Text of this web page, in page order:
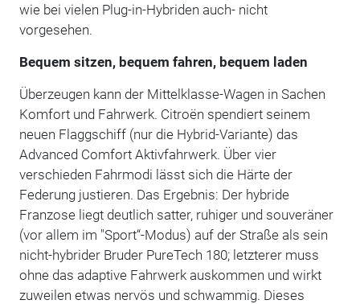
wie bei vielen Plug-in-Hybriden auch- nicht
vorgesehen.
Bequem sitzen, bequem fahren, bequem laden
Überzeugen kann der Mittelklasse-Wagen in Sachen
Komfort und Fahrwerk. Citroën spendiert seinem
neuen Flaggschiff (nur die Hybrid-Variante) das
Advanced Comfort Aktivfahrwerk. Über vier
verschieden Fahrmodi lässt sich die Härte der
Federung justieren. Das Ergebnis: Der hybride
Franzose liegt deutlich satter, ruhiger und souveräner
(vor allem im "Sport“-Modus) auf der Straße als sein
nicht-hybrider Bruder PureTech 180; letzterer muss
ohne das adaptive Fahrwerk auskommen und wirkt
zuweilen etwas nervös und schwammig. Dieses